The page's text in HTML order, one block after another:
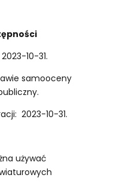
10-31.
samooceny
2023-10-31.
używać